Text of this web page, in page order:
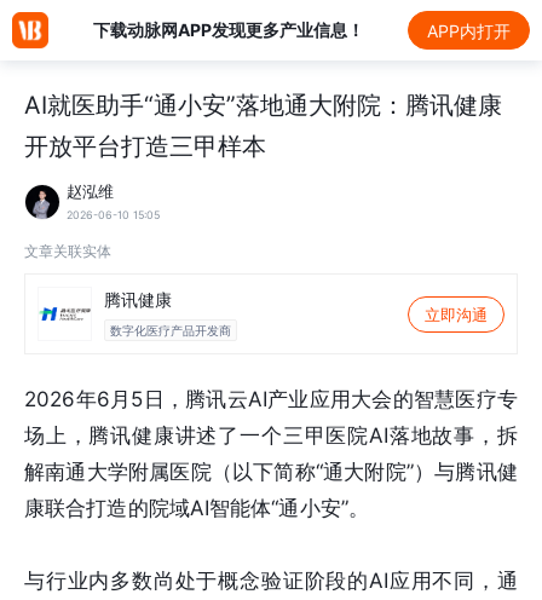
下载动脉网APP发现更多产业信息！ APP内打开
AI就医助手“通小安”落地通大附院：腾讯健康
开放平台打造三甲样本
赵泓维
2026-06-10 15:05
文章关联实体
腾讯健康
数字化医疗产品开发商
立即沟通
2026年6月5日，腾讯云AI产业应用大会的智慧医疗专
场上，腾讯健康讲述了一个三甲医院AI落地故事，拆
解南通大学附属医院（以下简称“通大附院”）与腾讯健
康联合打造的院域AI智能体“通小安”。
与行业内多数尚处于概念验证阶段的AI应用不同，通